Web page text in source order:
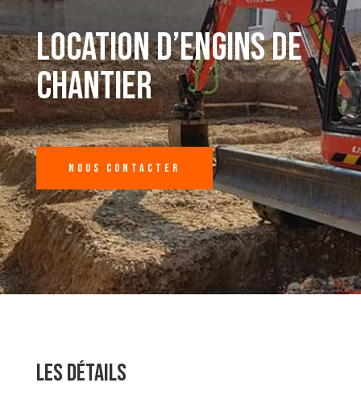
LOCATION D’ENGINS DE
CHANTIER
NOUS CONTACTER
Les Détails